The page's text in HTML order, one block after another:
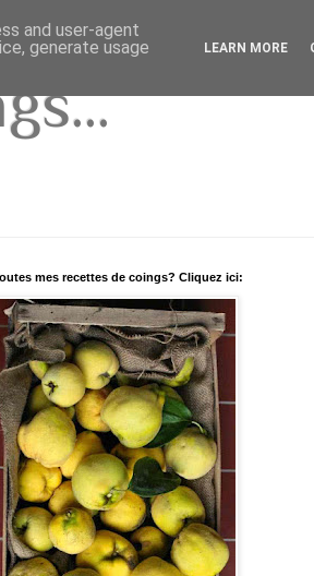
mes recettes de coings? Cliquez ici:
and user-agent
generate usage
LEARN MORE